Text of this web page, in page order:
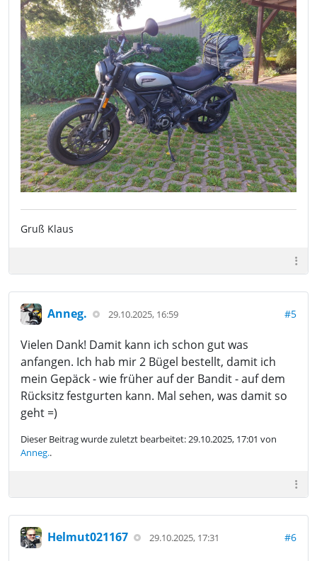
Gruß Klaus
Anneg. 29.10.2025, 16:59 #5
Vielen Dank! Damit kann ich schon gut was
anfangen. Ich hab mir 2 Bügel bestellt, damit ich
mein Gepäck - wie früher auf der Bandit - auf dem
Rücksitz festgurten kann. Mal sehen, was damit so
geht =)
Dieser Beitrag wurde zuletzt bearbeitet: 29.10.2025, 17:01 von
Anneg..
Helmut021167 29.10.2025, 17:31 #6